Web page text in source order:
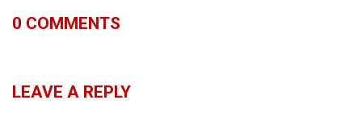
0 COMMENTS
LEAVE A REPLY